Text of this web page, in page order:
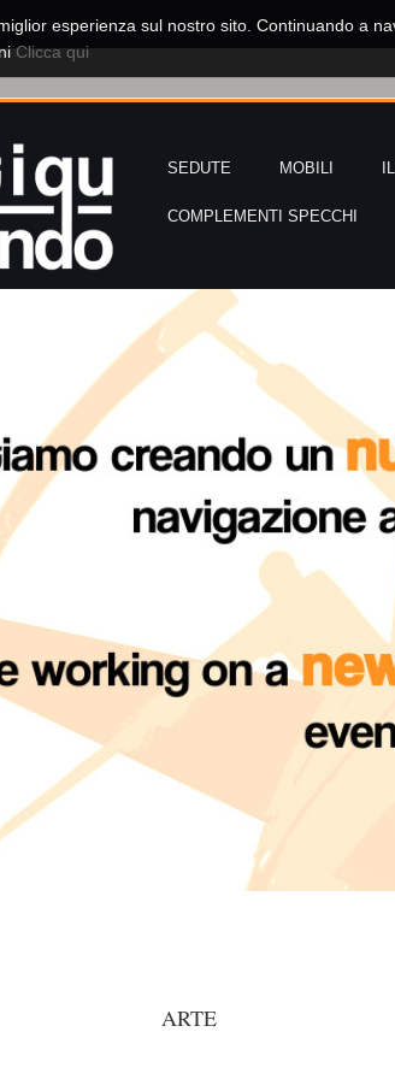
SEDUTE MOBILI
COMPLEMENTI SPECCHI
ARTE
esperienza sul nostro sito. Continuando a
Clicca qui